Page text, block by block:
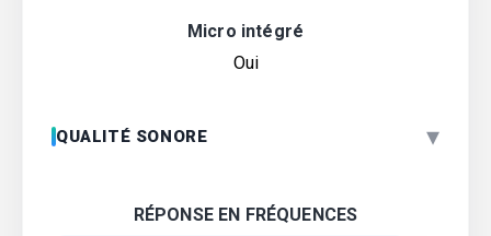
Micro intégré
Oui
QUALITÉ SONORE ▾
RÉPONSE EN FRÉQUENCES